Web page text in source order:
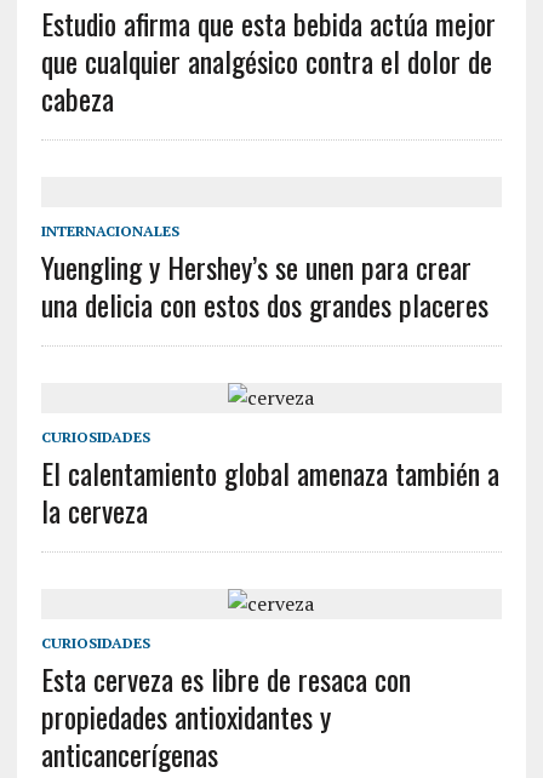
Estudio afirma que esta bebida actúa mejor
que cualquier analgésico contra el dolor de
cabeza
INTERNACIONALES
Yuengling y Hershey’s se unen para crear
una delicia con estos dos grandes placeres
CURIOSIDADES
El calentamiento global amenaza también a
la cerveza
CURIOSIDADES
Esta cerveza es libre de resaca con
propiedades antioxidantes y
anticancerígenas